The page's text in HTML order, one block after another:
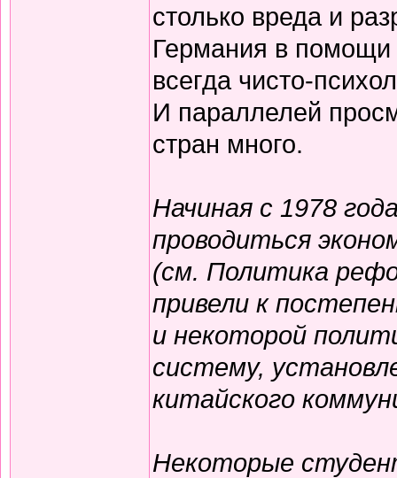
столько вреда и
Германия в помощи
всегда чисто-
И параллелей
стран много.
Начиная с 1978
проводиться
(см. Политика
привели к
и некоторой
систему,
китайского
Некоторые